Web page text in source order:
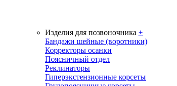
Изделия для позвоночника +
Бандажи шейные (воротники)
Корректоры осанки
Поясничный отдел
Реклинаторы
Гиперэкстензионные корсеты